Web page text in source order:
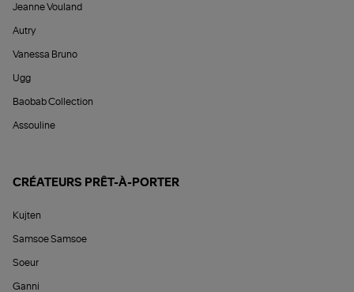
Jeanne Vouland
Autry
Vanessa Bruno
Ugg
Baobab Collection
Assouline
CRÉATEURS PRÊT-À-PORTER
Kujten
Samsoe Samsoe
Soeur
Ganni